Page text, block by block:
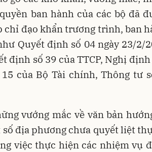
ban hành của các bộ đã
chỉ đạo khẩn trương trình, ban
Quyết định số 04 ngày 23/2/
định số 39 của TTCP, Nghị
của Bộ Tài chính, Thông tư
vướng mắc về văn bản
địa phương chưa quyết liệt
việc thực hiện các nhiệm vụ